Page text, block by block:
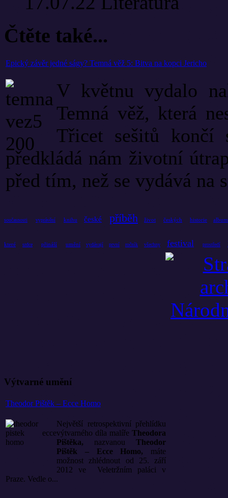
Čtěte také...
Epický závěr jedné ságy? Temná věž 5: Bitva na kopci Jericho
V květnu vydalo
Temná věž, která
Třicet sešitů končí
předkládá nám životní
před tím, než se vydává na
současnosti vyprávění knihu české příběh život českých historie album
které srdce přináší umění vydávají první ročník všechny festival prostředí
Výtvarné umění
Theodor Pištěk – Ecce Homo
Největší retrospektivní přehlídku
výtvarného díla malíře Theodora
Pištěka, nazvanou Theodor
Pištěk – Ecce Homo, máte
možnost zhlédnout od 25. září
2012 ve Veletržním paláci v
Praze. Vedle o...